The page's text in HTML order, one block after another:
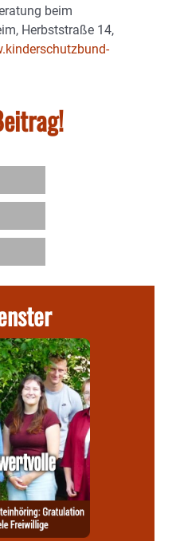
beim
Herbststraße 14,